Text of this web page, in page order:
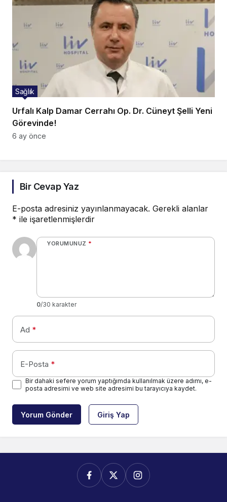
Urfalı Kalp Damar Cerrahı Op. Dr. Cüneyt Şelli Yeni
Görevinde!
Sağlık
6 ay önce
Bir Cevap Yaz
E-posta adresiniz yayınlanmayacak. Gerekli alanlar
* ile işaretlenmişlerdir
YORUMUNUZ *
0/30 karakter
Ad *
E-Posta *
Bir dahaki sefere yorum yaptığımda kullanılmak üzere adımı, e-
posta adresimi ve web site adresimi bu tarayıcıya kaydet.
Yorum Gönder Giriş Yap